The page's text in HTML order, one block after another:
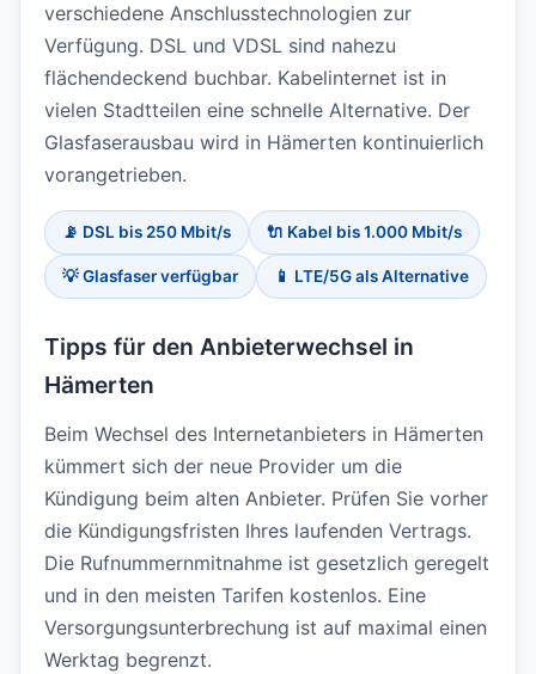
verschiedene Anschlusstechnologien zur
Verfügung. DSL und VDSL sind nahezu
flächendeckend buchbar. Kabelinternet ist in
vielen Stadtteilen eine schnelle Alternative. Der
Glasfaserausbau wird in Hämerten kontinuierlich
vorangetrieben.
📡 DSL bis 250 Mbit/s 🔌 Kabel bis 1.000 Mbit/s
💡 Glasfaser verfügbar 📱 LTE/5G als Alternative
Tipps für den Anbieterwechsel in
Hämerten
Beim Wechsel des Internetanbieters in Hämerten
kümmert sich der neue Provider um die
Kündigung beim alten Anbieter. Prüfen Sie vorher
die Kündigungsfristen Ihres laufenden Vertrags.
Die Rufnummernmitnahme ist gesetzlich geregelt
und in den meisten Tarifen kostenlos. Eine
Versorgungsunterbrechung ist auf maximal einen
Werktag begrenzt.